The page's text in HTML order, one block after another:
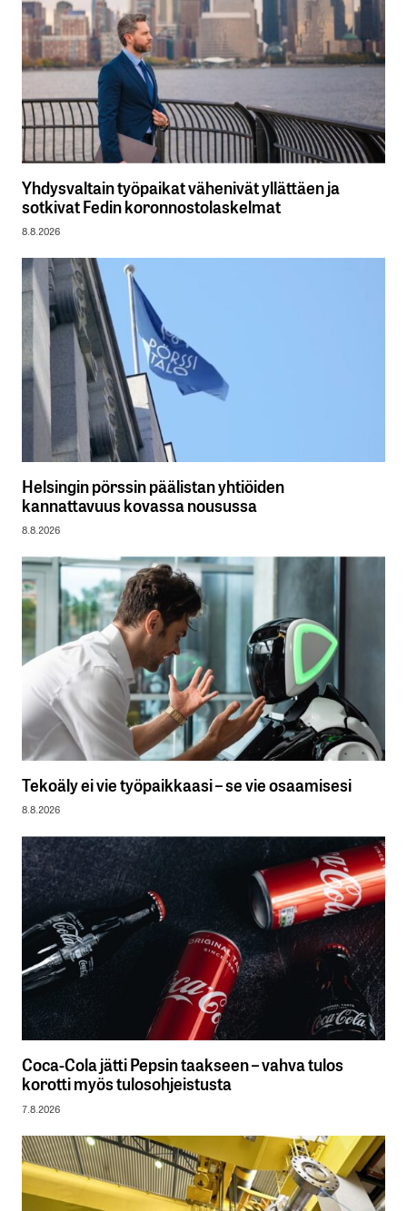
Yhdysvaltain työpaikat vähenivät yllättäen ja
sotkivat Fedin koronnostolaskelmat
8.8.2026
Helsingin pörssin päälistan yhtiöiden
kannattavuus kovassa nousussa
8.8.2026
Tekoäly ei vie työpaikkaasi – se vie osaamisesi
8.8.2026
Coca-Cola jätti Pepsin taakseen – vahva tulos
korotti myös tulosohjeistusta
7.8.2026